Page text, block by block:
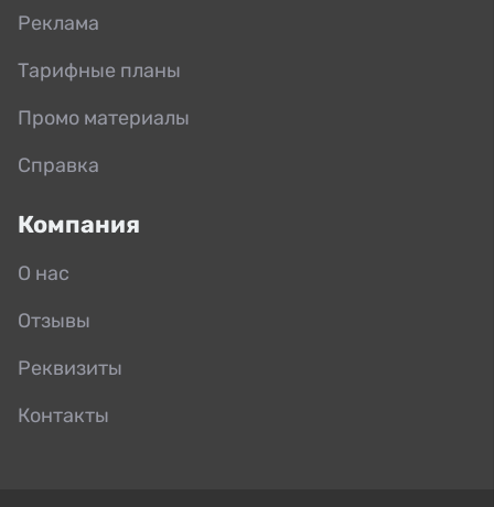
Реклама
Тарифные планы
Промо материалы
Справка
Компания
О нас
Отзывы
Реквизиты
Контакты